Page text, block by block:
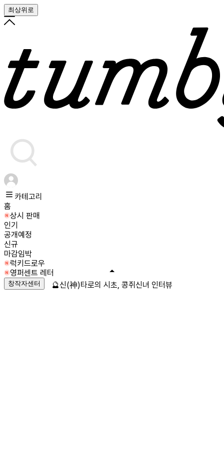
최상위로
카테고리
홈
상시 판매
인기
공개예정
신규
마감임박
럭키드로우
영퍼센트 레터
창작자센터 🔮신(神)타로의 시초, 콩쥐신녀 인터뷰